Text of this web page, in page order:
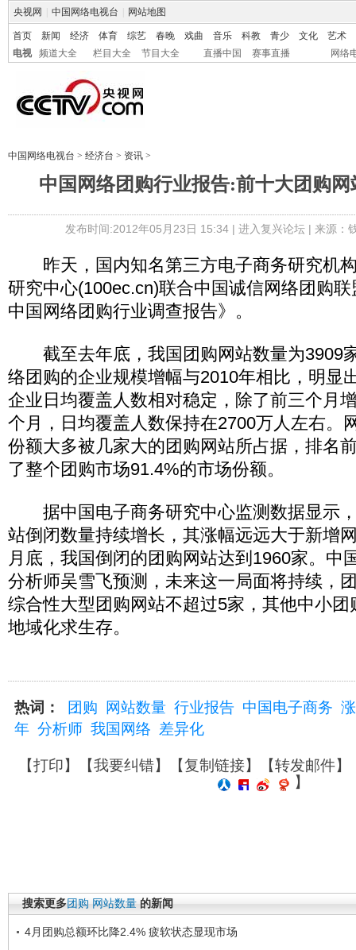
央视网 中国网络电视台 网站地图
首页 新闻 经济 体育 综艺 春晚 戏曲 音乐 科教 青少 文化
艺术
电视
频道大全 栏目大全 节目大全 直播中国 赛事直播 网络
中国网络电视台 > 经济台 > 资讯 >
中国网络团购行业报告:前十大团购
发布时间:2012年05月23日 15:34 | 进入复兴论坛| 来源：
昨天，国内知名第三方电子商务研究机
研究中心(100ec.cn)联合中国诚信网络团购
中国网络团购行业调查报告》。
截至去年底，我国团购网站数量为3909
络团购的企业规模增幅与2010年相比，明显
企业日均覆盖人数相对稳定，除了前三个月
个月，日均覆盖人数保持在2700万人左右。
份额大多被几家大的团购网站所占据，排名
了整个团购市场91.4%的市场份额。
据中国电子商务研究中心监测数据显示
站倒闭数量持续增长，其涨幅远远大于新增
月底，我国倒闭的团购网站达到1960家。中
分析师吴雪飞预测，未来这一局面将持续，
综合性大型团购网站不超过5家，其他中小
地域化求生存。
热词： 团购 网站数量 行业报告 中国电子商务
年 分析师 我国网络 差异化
【打印】【我要纠错】【复制链接】【转发邮件】
】
搜索更多团购 网站数量 的新闻
4月团购总额环比降2.4% 疲软状态显现市场